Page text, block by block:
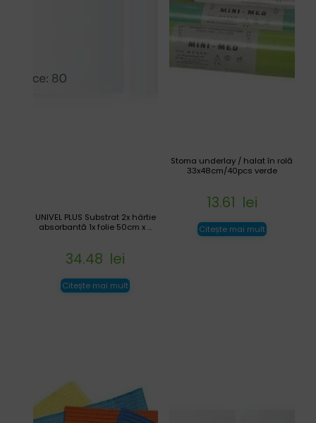
Stoma underlay / halat în rolă
33x48cm/40pcs verde
13.61 lei
Citește mai mult
UNIVEL PLUS Substrat 2x hârtie
absorbantă 1x folie 50cm x ...
34.48 lei
Citește mai mult